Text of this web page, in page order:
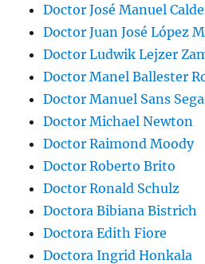
Doctor José Manuel
Doctor Juan José López
Doctor Ludwik Lejzer
Doctor Manel Ballester
Doctor Manuel Sans
Doctor Michael Newton
Doctor Raimond Moody
Doctor Roberto Brito
Doctor Ronald Schulz
Doctora Bibiana Bistrich
Doctora Edith Fiore
Doctora Ingrid Honkala